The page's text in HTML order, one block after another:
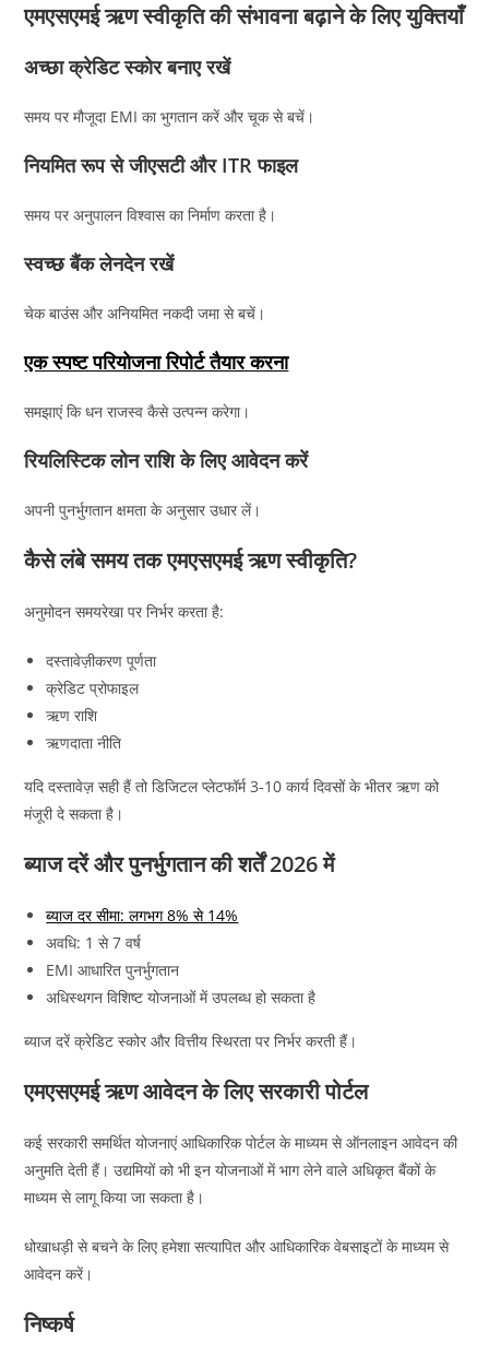
एमएसएमई ऋण स्वीकृति की संभावना बढ़ाने के लिए युक्तियाँ
अच्छा क्रेडिट स्कोर बनाए रखें
समय पर मौजूदा EMI का भुगतान करें और चूक से बचें।
नियमित रूप से जीएसटी और ITR फाइल
समय पर अनुपालन विश्वास का निर्माण करता है।
स्वच्छ बैंक लेनदेन रखें
चेक बाउंस और अनियमित नकदी जमा से बचें।
एक स्पष्ट परियोजना रिपोर्ट तैयार करना
समझाएं कि धन राजस्व कैसे उत्पन्न करेगा।
रियलिस्टिक लोन राशि के लिए आवेदन करें
अपनी पुनर्भुगतान क्षमता के अनुसार उधार लें।
कैसे लंबे समय तक एमएसएमई ऋण स्वीकृति?
अनुमोदन समयरेखा पर निर्भर करता है:
दस्तावेज़ीकरण पूर्णता
क्रेडिट प्रोफाइल
ऋण राशि
ऋणदाता नीति
यदि दस्तावेज़ सही हैं तो डिजिटल प्लेटफॉर्म 3-10 कार्य दिवसों के भीतर ऋण को
मंजूरी दे सकता है।
ब्याज दरें और पुनर्भुगतान की शर्तें 2026 में
ब्याज दर सीमा: लगभग 8% से 14%
अवधि: 1 से 7 वर्ष
EMI आधारित पुनर्भुगतान
अधिस्थगन विशिष्ट योजनाओं में उपलब्ध हो सकता है
ब्याज दरें क्रेडिट स्कोर और वित्तीय स्थिरता पर निर्भर करती हैं।
एमएसएमई ऋण आवेदन के लिए सरकारी पोर्टल
कई सरकारी समर्थित योजनाएं आधिकारिक पोर्टल के माध्यम से ऑनलाइन आवेदन की
अनुमति देती हैं। उद्यमियों को भी इन योजनाओं में भाग लेने वाले अधिकृत बैंकों के
माध्यम से लागू किया जा सकता है।
धोखाधड़ी से बचने के लिए हमेशा सत्यापित और आधिकारिक वेबसाइटों के माध्यम से
आवेदन करें।
निष्कर्ष